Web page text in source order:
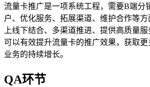
流量卡推广是一项系统工程，需要B端分
户、优化服务、拓展渠道、维护合作等
上线下结合、多渠道推进、提供高质量服
可以有效提升流量卡的推广效果，获取
业务的持续增长。
QA环节